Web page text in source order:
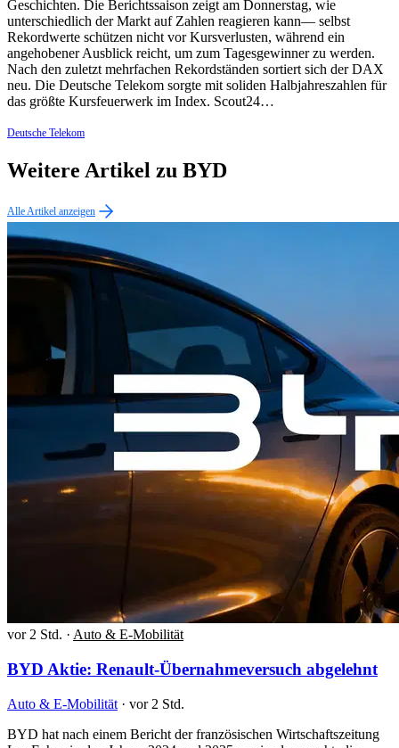
Geschichten. Die Berichtssaison zeigt am Donnerstag, wie
unterschiedlich der Markt auf Zahlen reagieren kann— selbst
Rekordwerte schützen nicht vor Kursverlusten, während ein
angehobener Ausblick reicht, um zum Tagesgewinner zu werden.
Nach den zuletzt mehrfachen Rekordständen sortiert sich der DAX
neu. Die Deutsche Telekom sorgte mit soliden Halbjahreszahlen für
das größte Kursfeuerwerk im Index. Scout24…
Deutsche Telekom
Weitere Artikel zu BYD
Alle Artikel anzeigen
vor 2 Std. · Auto & E-Mobilität
BYD Aktie: Renault-Übernahmeversuch abgelehnt
Auto & E-Mobilität · vor 2 Std.
BYD hat nach einem Bericht der französischen Wirtschaftszeitung